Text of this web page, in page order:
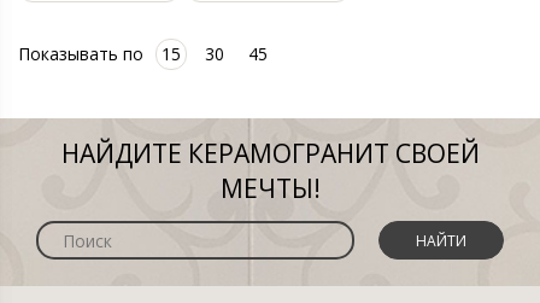
Показывать по 15 30 45
НАЙДИТЕ КЕРАМОГРАНИТ СВОЕЙ
МЕЧТЫ!
НАЙТИ